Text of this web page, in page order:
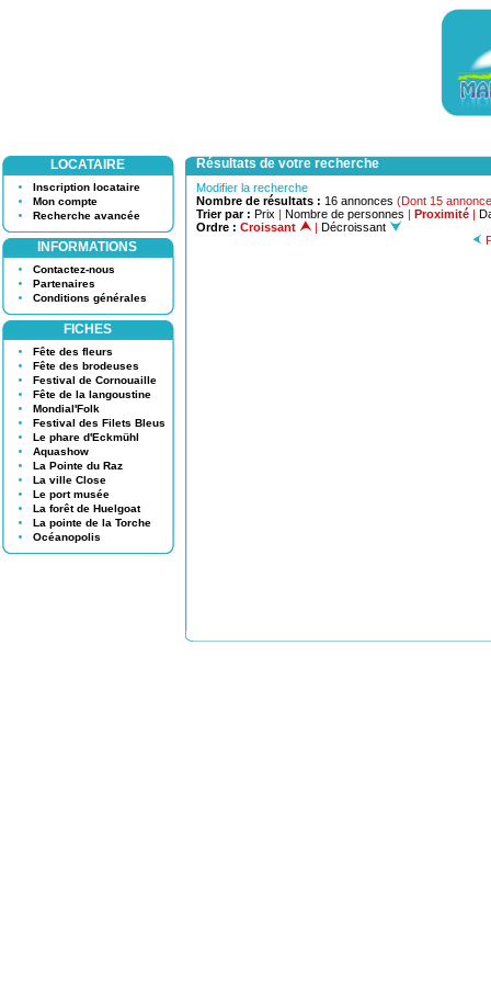
LOCATAIRE
Inscription locataire
Mon compte
Recherche avancée
INFORMATIONS
Contactez-nous
Partenaires
Conditions générales
FICHES
Fête des fleurs
Fête des brodeuses
Festival de Cornouaille
Fête de la langoustine
Mondial'Folk
Festival des Filets Bleus
Le phare d'Eckmühl
Aquashow
La Pointe du Raz
La ville Close
Le port musée
La forêt de Huelgoat
La pointe de la Torche
Océanopolis
Résultats de votre recherche
Modifier la recherche
Nombre de résultats : 16 annonces (Dont 15
Trier par : Prix | Nombre de personnes | Proximité |
Ordre : Croissant | Décroissant